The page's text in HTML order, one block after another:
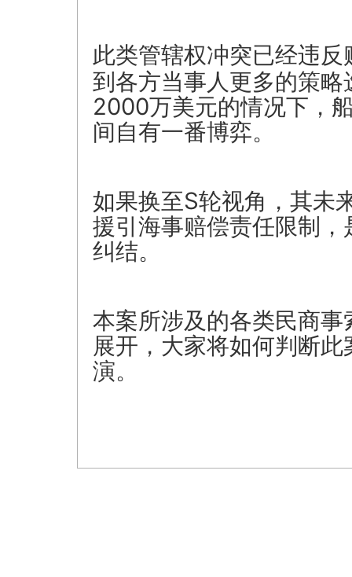
此类管辖权冲突已经违
到各方当事人更多的策
2000万美元的情况下，
间自有一番博弈。
如果换至S轮视角，其未
援引海事赔偿责任限制
纠结。
本案所涉及的各类民商
展开，大家将如何判断
演。